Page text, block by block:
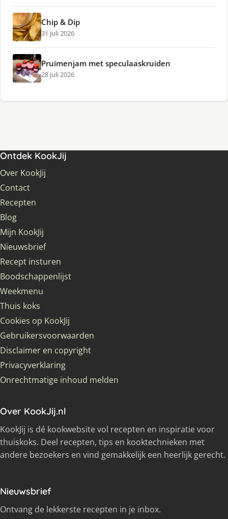
Chip & Dip
31 juli 2026
Pruimenjam met speculaaskruiden
28 juli 2026
Ontdek KookJij
Over KookJij
Contact
Recepten
Blog
Mijn KookJij
Nieuwsbrief
Recept insturen
Boodschappenlijst
Weekmenu
Thuis koks
Cookies op KookJij
Gebruikersvoorwaarden
Disclaimer en copyright
Privacyverklaring
Onrechtmatige inhoud melden
Over KookJij.nl
KookJij is dé kookwebsite vol recepten en inspiratie voor
thuiskoks. Deel recepten, tips en kooktechnieken met
andere bezoekers en vind gemakkelijk een heerlijk gerecht.
Nieuwsbrief
Ontvang de lekkerste recepten in je inbox.